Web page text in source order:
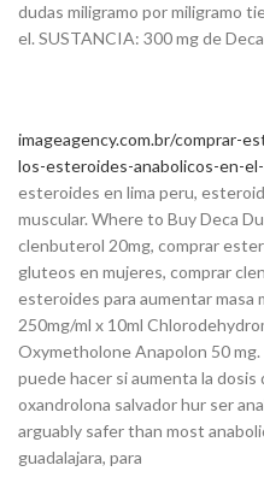
dudas miligramo por miligramo
el. SUSTANCIA: 300 mg de
imageagency.com.br/comprar-
los-esteroides-anabolicos-en-
esteroides en lima peru,
muscular. Where to Buy Deca
clenbuterol 20mg, comprar
gluteos en mujeres, comprar
esteroides para aumentar masa
250mg/ml x 10ml
Oxymetholone Anapolon 50
puede hacer si aumenta la dosis
oxandrolona salvador hur ser
arguably safer than most
guadalajara, para